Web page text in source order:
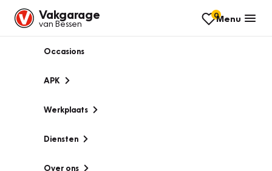
Vakgarage
van Bessen
0Menu
Occasions
APK
Werkplaats
Diensten
Over ons